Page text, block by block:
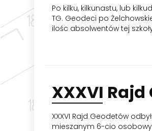
Po kilku, kilkunastu, lub
TG. Geodeci po
ilośc absolwentów tej
XXXVI Rajd
XXXVI Rajd Geodetów
mieszanym 6-cio